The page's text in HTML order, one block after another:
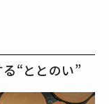
る“ととのい”